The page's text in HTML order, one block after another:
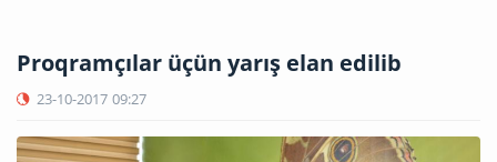
Proqramçılar üçün yarış elan edilib
23-10-2017 09:27